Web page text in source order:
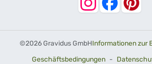
©2026 Gravidus GmbHInformationen zur
Geschäftsbedingungen -